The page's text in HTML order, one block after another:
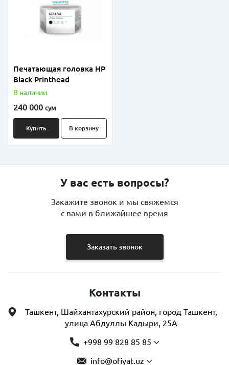
Печатающая головка HP
Black Printhead
В наличии
240 000 сум
Купить В корзину
У вас есть вопросы?
Закажите звонок и мы свяжемся
с вами в ближайшее время
Заказать звонок
Контакты
Ташкент, Шайхантахурский район, город Ташкент,
улица Абдуллы Кадыри, 25А
+998 99 828 85 85
info@ofiyat.uz